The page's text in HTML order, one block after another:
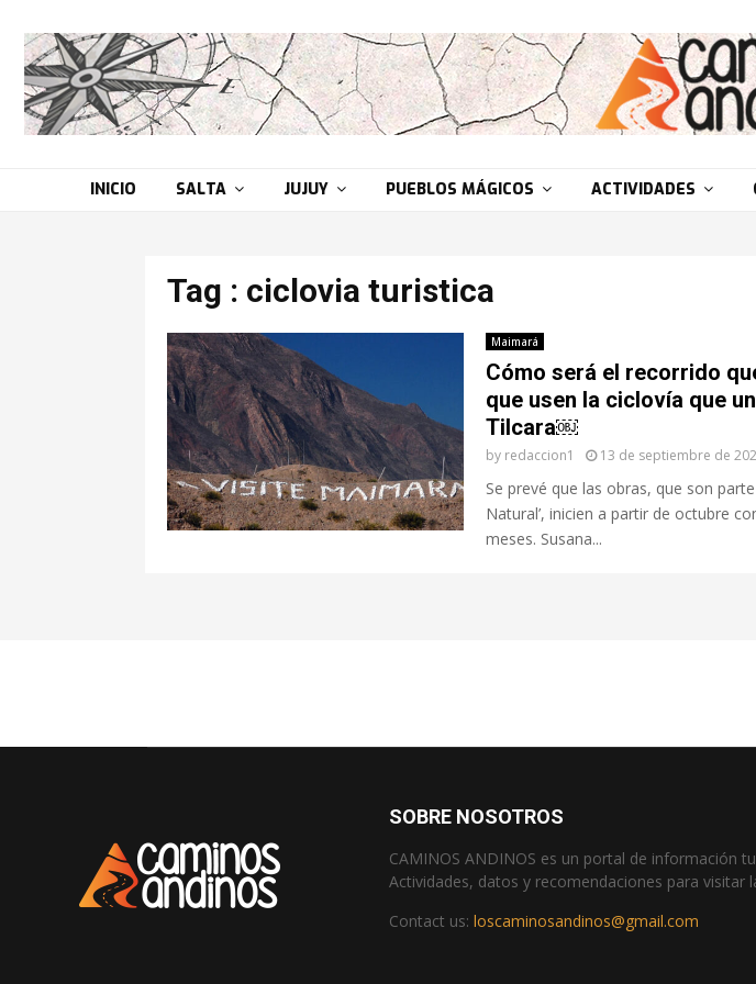
INICIO SALTA JUJUY PUEBLOS MÁGICOS ACTIVIDADES
Tag : ciclovia turistica
Maimará
Cómo será el recorrido
que usen la ciclovía que
Tilcara￼
by redaccion1 13 de septiembre de
Se prevé que las obras, que son
Natural’, inicien a partir de octubre
meses. Susana...
SOBRE NOSOTROS
CAMINOS ANDINOS es un portal de información
Actividades, datos y recomendaciones para visitar
Contact us: loscaminosandinos@gmail.com